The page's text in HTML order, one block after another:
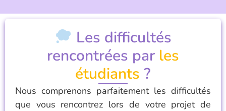
Les difficultés
rencontrées par les
étudiants ?
Nous comprenons parfaitement les difficultés
que vous rencontrez lors de votre projet de